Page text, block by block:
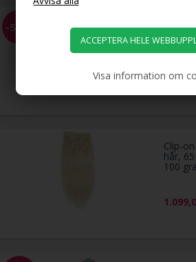
Visa information om
-51%
79,00
Clip-
hår,
100